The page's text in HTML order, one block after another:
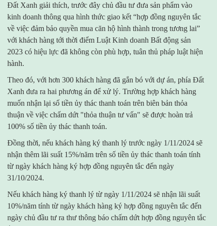
Đất Xanh giải thích, trước đây chủ đầu tư đưa sản phẩm vào
kinh doanh thông qua hình thức giao kết “hợp đồng nguyên tắc
về việc đảm bảo quyền mua căn hộ hình thành trong tương lai”
với khách hàng tới thời điểm Luật Kinh doanh Bất động sản
2023 có hiệu lực đã không còn phù hợp, tuân thủ pháp luật hiện
hành.
Theo đó, với hơn 300 khách hàng đã gắn bó với dự án, phía Đất
Xanh đưa ra hai phương án để xử lý. Trường hợp khách hàng
muốn nhận lại số tiền ủy thác thanh toán trên biên bản thỏa
thuận về việc chấm dứt "thỏa thuận tư vấn" sẽ được hoàn trả
100% số tiền ủy thác thanh toán.
Đồng thời, nếu khách hàng ký thanh lý trước ngày 1/11/2024 sẽ
nhận thêm lãi suất 15%/năm trên số tiền ủy thác thanh toán tính
từ ngày khách hàng ký hợp đồng nguyên tắc đến ngày
31/10/2024.
Nếu khách hàng ký thanh lý từ ngày 1/11/2024 sẽ nhận lãi suất
10%/năm tính từ ngày khách hàng ký hợp đồng nguyên tắc đến
ngày chủ đầu tư ra thư thông báo chấm dứt hợp đồng nguyên tắc